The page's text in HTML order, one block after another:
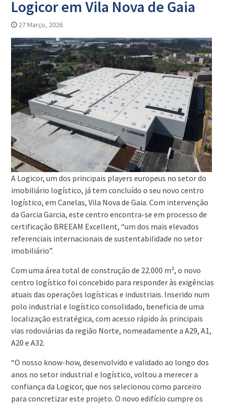
Logicor em Vila Nova de Gaia
27 Março, 2026
A Logicor, um dos principais players europeus no setor do
imobiliário logístico, já tem concluído o seu novo centro
logístico, em Canelas, Vila Nova de Gaia. Com intervenção
da Garcia Garcia, este centro encontra-se em processo de
certificação BREEAM Excellent, “um dos mais elevados
referenciais internacionais de sustentabilidade no setor
imobiliário”.
Com uma área total de construção de 22.000 m², o novo
centro logístico foi concebido para responder às exigências
atuais das operações logísticas e industriais. Inserido num
polo industrial e logístico consolidado, beneficia de uma
localização estratégica, com acesso rápido às principais
vias rodoviárias da região Norte, nomeadamente a A29, A1,
A20 e A32.
“O nosso know-how, desenvolvido e validado ao longo dos
anos no setor industrial e logístico, voltou a merecer a
confiança da Logicor, que nos selecionou como parceiro
para concretizar este projeto. O novo edifício cumpre os